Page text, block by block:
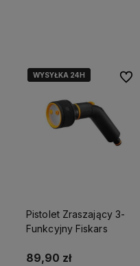
WYSYŁKA 24H
WYSYŁKA 24H
Pistolet Zraszający 3-
Funkcyjny Fiskars
89,90 zł
Do